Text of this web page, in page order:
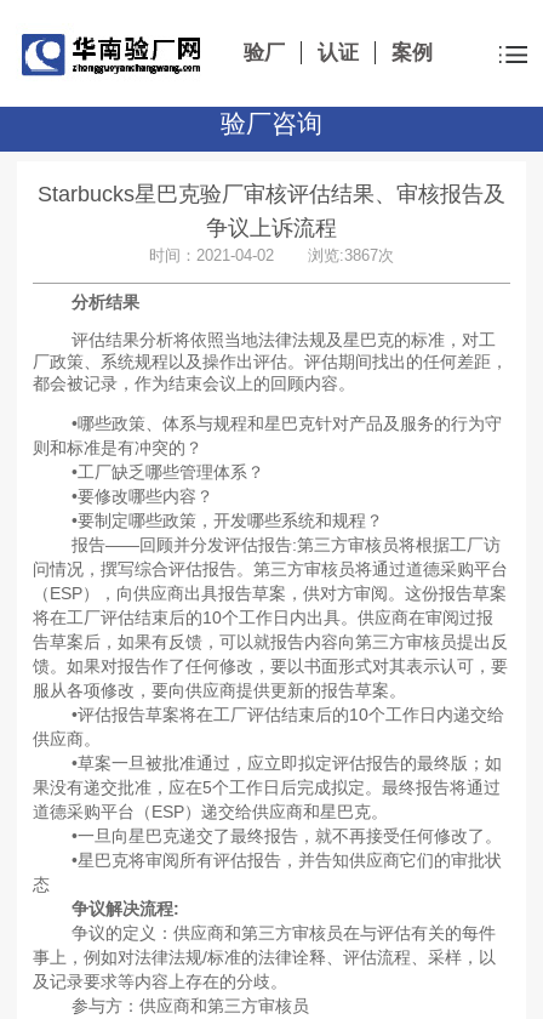
验厂 认证 案例
验厂咨询
Starbucks星巴克验厂审核评估结果、审核报告及
争议上诉流程
时间：2021-04-02 浏览:3867次
分析结果
评估结果分析将依照当地法律法规及星巴克的标准，对工
厂政策、系统规程以及操作出评估。评估期间找出的任何差距，
都会被记录，作为结束会议上的回顾内容。
•哪些政策、体系与规程和星巴克针对产品及服务的行为守
则和标准是有冲突的？
•工厂缺乏哪些管理体系？
•要修改哪些内容？
•要制定哪些政策，开发哪些系统和规程？
报告——回顾并分发评估报告:第三方审核员将根据工厂访
问情况，撰写综合评估报告。第三方审核员将通过道德采购平台
（ESP），向供应商出具报告草案，供对方审阅。这份报告草案
将在工厂评估结束后的10个工作日内出具。供应商在审阅过报
告草案后，如果有反馈，可以就报告内容向第三方审核员提出反
馈。如果对报告作了任何修改，要以书面形式对其表示认可，要
服从各项修改，要向供应商提供更新的报告草案。
•评估报告草案将在工厂评估结束后的10个工作日内递交给
供应商。
•草案一旦被批准通过，应立即拟定评估报告的最终版；如
果没有递交批准，应在5个工作日后完成拟定。最终报告将通过
道德采购平台（ESP）递交给供应商和星巴克。
•一旦向星巴克递交了最终报告，就不再接受任何修改了。
•星巴克将审阅所有评估报告，并告知供应商它们的审批状
态
争议解决流程:
争议的定义：供应商和第三方审核员在与评估有关的每件
事上，例如对法律法规/标准的法律诠释、评估流程、采样，以
及记录要求等内容上存在的分歧。
参与方：供应商和第三方审核员